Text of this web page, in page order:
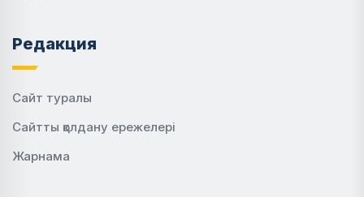
Редакция
Сайт туралы
Сайтты қолдану ережелері
Жарнама